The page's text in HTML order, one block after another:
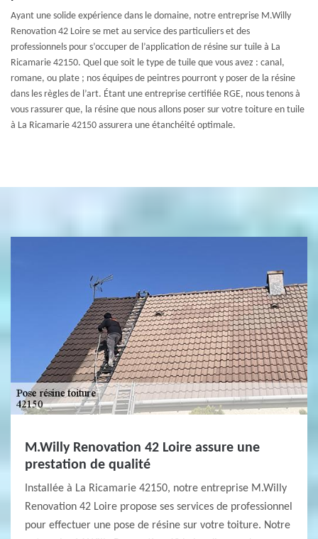
Ayant une solide expérience dans le domaine, notre entreprise M.Willy
Renovation 42 Loire se met au service des particuliers et des
professionnels pour s’occuper de l’application de résine sur tuile à La
Ricamarie 42150. Quel que soit le type de tuile que vous avez : canal,
romane, ou plate ; nos équipes de peintres pourront y poser de la résine
dans les règles de l’art. Étant une entreprise certifiée RGE, nous tenons à
vous rassurer que, la résine que nous allons poser sur votre toiture en tuile
à La Ricamarie 42150 assurera une étanchéité optimale.
M.Willy Renovation 42 Loire assure une
prestation de qualité
Installée à La Ricamarie 42150, notre entreprise M.Willy
Renovation 42 Loire propose ses services de professionnel
pour effectuer une pose de résine sur votre toiture. Notre